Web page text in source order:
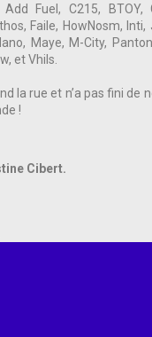
Add Fuel, C215, BTOY,
Faile, HowNosm, Inti,
Maye, M-City,
et Vhils.
la rue et n’a pas fini de
!
Cibert.